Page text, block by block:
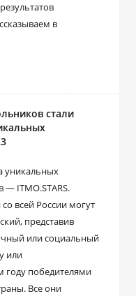
в
стали
уникальных
― ITMO.STARS.
всей России могут
представив
или социальный
или
году победителями
Все они